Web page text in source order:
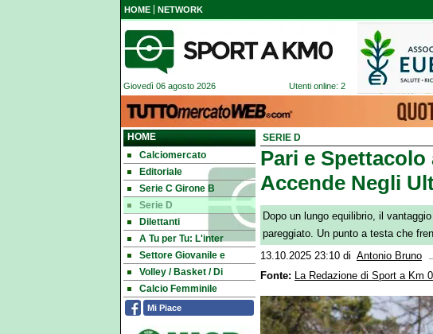
HOME NETWORK
Giovedì 06 agosto 2026 Utenti online: 2
HOME
Calciomercato
Editoriale
Serie C Girone B
Serie D
Dilettanti
A Tu per Tu: L'inter
Settore Giovanile e
Volley / Basket / Di
Calcio Femminile
Mi Piace
SERIE D
Pari e Spettacolo
Accende Negli
Dopo un lungo equilibrio, il
pareggiato. Un punto a testa che
13.10.2025 23:10 di Antonio Bruno
Fonte: La Redazione di Sport a Km 0